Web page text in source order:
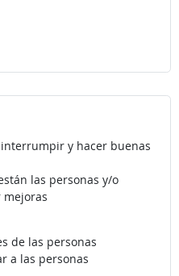
y hacer buenas
las personas y/o
de las personas
a las personas